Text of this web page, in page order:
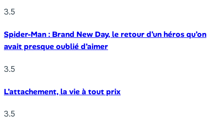
3.5
Spider-Man : Brand New Day, le retour d’un héros qu’on
avait presque oublié d’aimer
3.5
L’attachement, la vie à tout prix
3.5